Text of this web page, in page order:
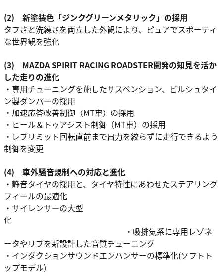
(2) 新塗装色「ジンクグリーンメタリック」の採用
タフさと洗練さを両立した外観により、ピュアでスポーティ
な世界観を強化
(3) MAZDA SPIRIT RACING ROADSTER開発の知見を活か
した走りの進化
・専用チューニングを施したサスペンション、ビルシュタイ
ン製ダンパーの採用
・加速応答改善制御（MT車）の採用
・ヒール＆トゥアシスト制御（MT車）の採用
・レブリミット回転直前まで出力を絞らずに走行できるよう
制御を変更
(4) 車外騒音規制への対応と進化
・静音タイヤの採用と、タイヤ特性にあわせたステアリング
フィールの最適化
・サイレンサ―の大型
化
・吸排気系に専用レゾネ
ータやリブを新設計した音質チューニング
・インダクションサウンドエンハンサーの標準化(ソフトト
ップモデル)